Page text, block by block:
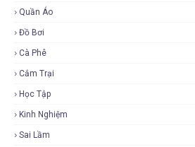
Quần Áo
Đồ Bơi
Cà Phê
Cắm Trại
Học Tập
Kinh Nghiệm
Sai Lầm